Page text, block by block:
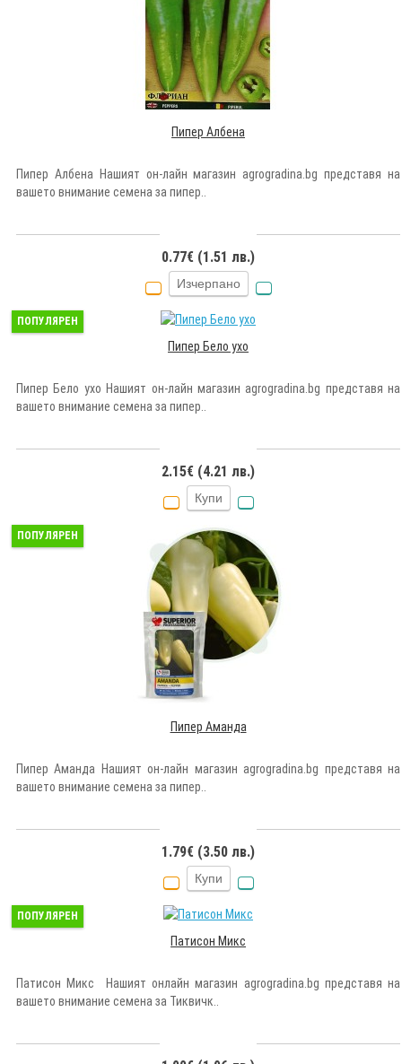
Пипер Албена
Пипер Албена Нашият он-лайн магазин agrogradina.bg представя на
вашето внимание семена за пипер..
0.77€ (1.51 лв.)
Изчерпано
ПОПУЛЯРЕН
Пипер Бело ухо
Пипер Бело ухо Нашият он-лайн магазин agrogradina.bg представя на
вашето внимание семена за пипер..
2.15€ (4.21 лв.)
Купи
ПОПУЛЯРЕН
Пипер Аманда
Пипер Аманда Нашият он-лайн магазин agrogradina.bg представя на
вашето внимание семена за пипер..
1.79€ (3.50 лв.)
Купи
ПОПУЛЯРЕН
Патисон Микс
Патисон Микс Нашият онлайн магазин agrogradina.bg представя на
вашето внимание семена за Тиквичк..